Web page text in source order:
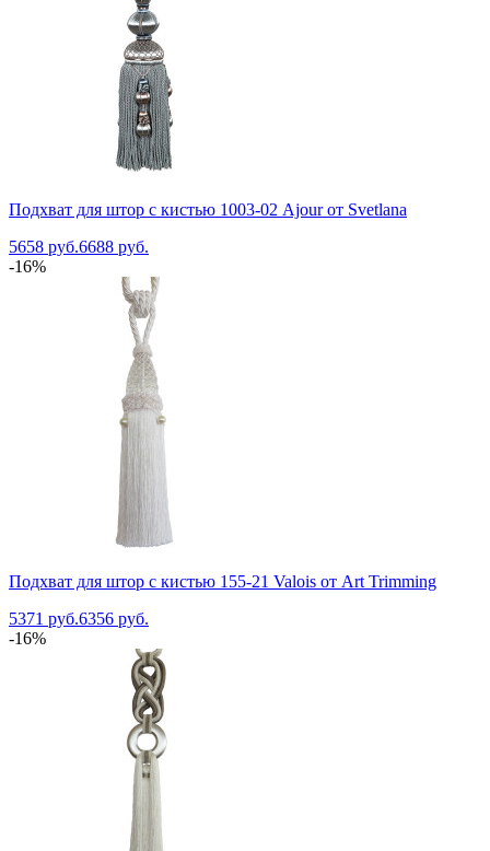
Подхват для штор с кистью 1003-02 Ajour от Svetlana
5658 руб.6688 руб.
-16%
Подхват для штор с кистью 155-21 Valois от Art Trimming
5371 руб.6356 руб.
-16%